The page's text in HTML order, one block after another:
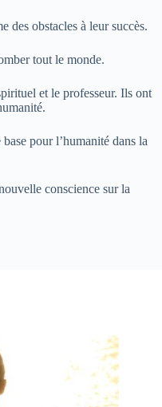
des obstacles à leur succès.
tout le monde.
et le professeur. Ils ont
pour l’humanité dans la
conscience sur la